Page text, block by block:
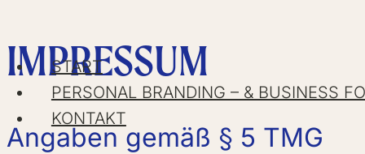
Zum
Inhalt
springen
START
PERSONAL BRANDING – & BUSINESS
KONTAKT
IMPRESSUM
Angaben gemäß § 5 TMG